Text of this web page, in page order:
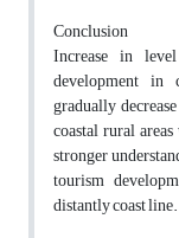
Conclusion
Increase in
development in
gradually
coastal rural
stronger
tourism
distantly coast line.